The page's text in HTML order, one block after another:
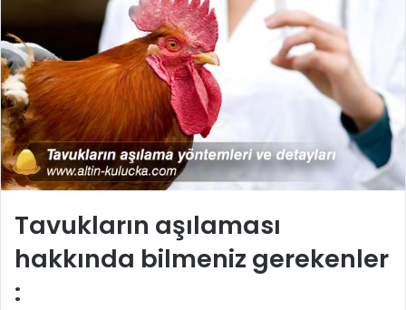
Tavukların aşılaması
hakkında bilmeniz gerekenler
: